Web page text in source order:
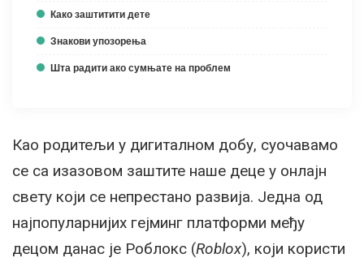
Како заштитити дете
Знакови упозорења
Шта радити ако сумњате на проблем
Као родитељи у дигиталном добу, суочавамо
се са изазовом заштите наше деце у онлајн
свету који се непрестано развија. Једна од
најпопуларнијих гејминг платформи међу
децом данас је Роблокс (Roblox), који користи